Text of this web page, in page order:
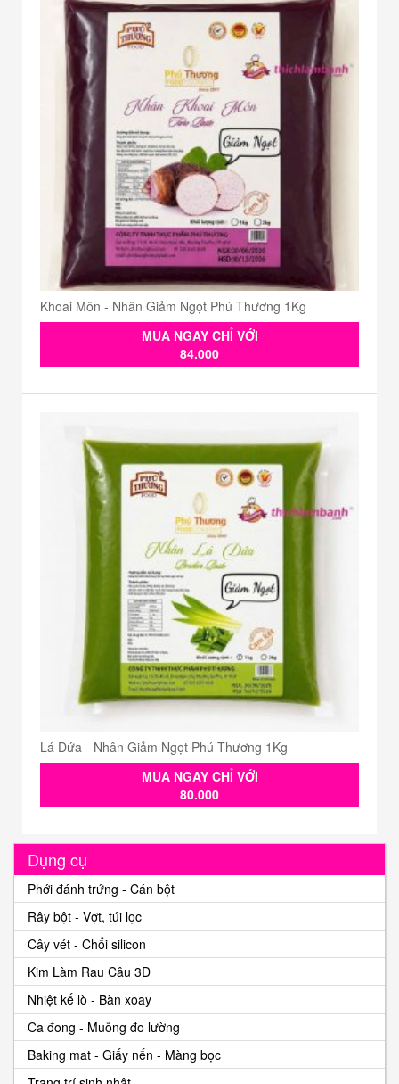
Khoai Môn - Nhân Giảm Ngọt Phú Thương 1Kg
MUA NGAY CHỈ VỚI
84.000
Lá Dứa - Nhân Giảm Ngọt Phú Thương 1Kg
MUA NGAY CHỈ VỚI
80.000
Dụng cụ
Phới đánh trứng - Cán bột
Rây bột - Vợt, túi lọc
Cây vét - Chổi silicon
Kim Làm Rau Câu 3D
Nhiệt kế lò - Bàn xoay
Ca đong - Muỗng đo lường
Baking mat - Giấy nến - Màng bọc